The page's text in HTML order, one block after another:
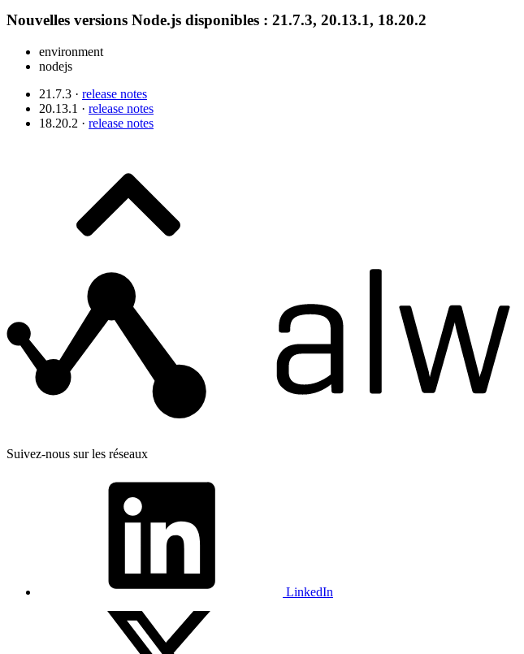
Nouvelles versions Node.js disponibles : 21.7.3, 20.13.1, 18.20.2
environment
nodejs
21.7.3 · release notes
20.13.1 · release notes
18.20.2 · release notes
Suivez-nous sur les réseaux
LinkedIn